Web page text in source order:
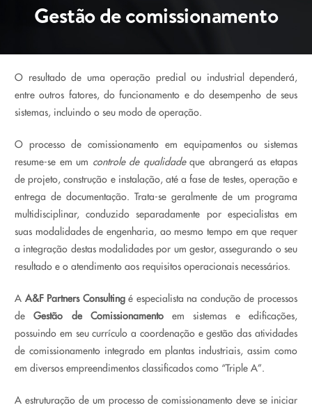
Gestão de comissionamento
O resultado de uma operação predial ou industrial dependerá,
entre outros fatores, do funcionamento e do desempenho de seus
sistemas, incluindo o seu modo de operação.
O processo de comissionamento em equipamentos ou sistemas
resume-se em um controle de qualidadeque abrangerá as etapas
de projeto, construção e instalação, até a fase de testes, operação e
entrega de documentação. Trata-se geralmente de um programa
multidisciplinar, conduzido separadamente por especialistas em
suas modalidades de engenharia, ao mesmo tempo em que requer
a integração destas modalidades por um gestor, assegurando o seu
resultado e o atendimento aos requisitos operacionais necessários.
A A&F Partners Consultingé especialista na condução de processos
deGestão de Comissionamentoem sistemas e edificações,
possuindo em seu currículo a coordenação e gestão das atividades
de comissionamento integrado em plantas industriais, assim como
em diversos empreendimentos classificados como “Triple A”.
A estruturação de um processo de comissionamento deve se iniciar